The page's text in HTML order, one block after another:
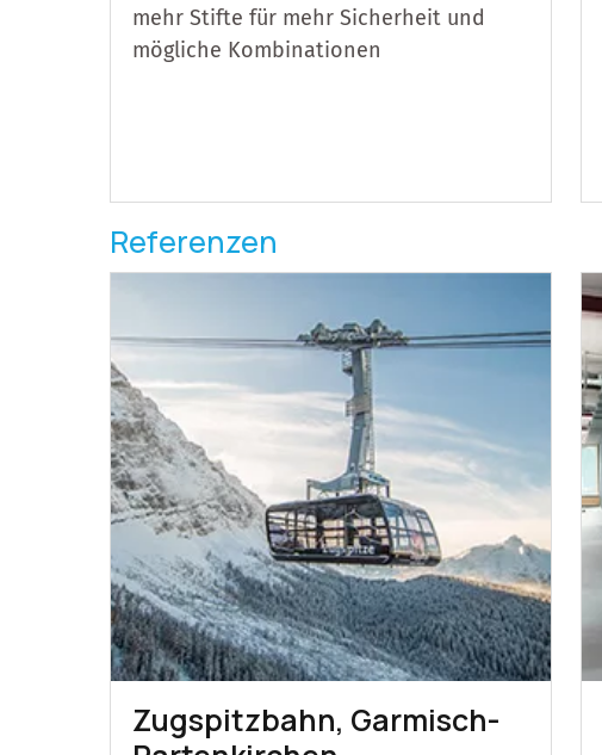
mehr Stifte für mehr Sicherheit und
mögliche Kombinationen
Referenzen
Zugspitzbahn, Garmisch-